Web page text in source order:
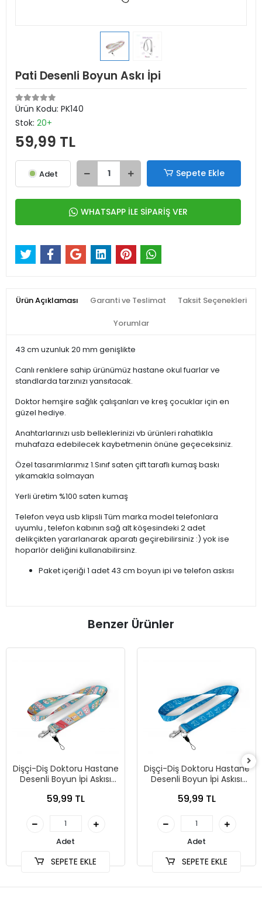
Pati Desenli Boyun Askı İpi
Ürün Kodu: PK140
Stok: 20+
59,99 TL
Adet Sepete Ekle
WHATSAPP İLE SİPARİŞ VER
Ürün Açıklaması Garanti ve Teslimat Taksit Seçenekleri
Yorumlar
43 cm uzunluk 20 mm genişlikte
Canlı renklere sahip ürünümüz hastane okul fuarlar ve
standlarda tarzınızı yansıtacak.
Doktor hemşire sağlık çalışanları ve kreş çocuklar için en
güzel hediye.
Anahtarlarınızı usb belleklerinizi vb ürünleri rahatlıkla
muhafaza edebilecek kaybetmenin önüne geçeceksiniz.
Özel tasarımlarımız 1.Sınıf saten çift taraflı kumaş baskı
yıkamakla solmayan
Yerli üretim %100 saten kumaş
Telefon veya usb klipsli Tüm marka model telefonlara
uyumlu , telefon kabının sağ alt köşesindeki 2 adet
delikçikten yararlanarak aparatı geçirebilirsiniz :) yok ise
hoparlör deliğini kullanabilirsinz.
Paket içeriği 1 adet 43 cm boyun ipi ve telefon askısı
Benzer Ürünler
Dişçi-Diş Doktoru Hastane
Desenli Boyun İpi Askısı
Telefon Askısı
59,99 TL
Adet
SEPETE EKLE
Dişçi-Diş Doktoru Hastane
Desenli Boyun İpi Askısı
Telefon Askısı
59,99 TL
Adet
SEPETE EKLE